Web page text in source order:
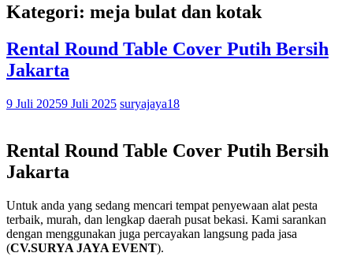
Kategori: meja bulat dan kotak
Rental Round Table Cover Putih Bersih
Jakarta
9 Juli 20259 Juli 2025 suryajaya18
Rental Round Table Cover Putih Bersih
Jakarta
Untuk anda yang sedang mencari tempat penyewaan alat pesta
terbaik, murah, dan lengkap daerah pusat bekasi. Kami sarankan
dengan menggunakan juga percayakan langsung pada jasa
(CV.SURYA JAYA EVENT).